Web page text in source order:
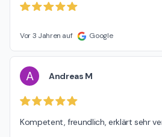
Vor 3 Jahren auf Google
A Andreas M
Kompetent, freundlich, erklärt sehr